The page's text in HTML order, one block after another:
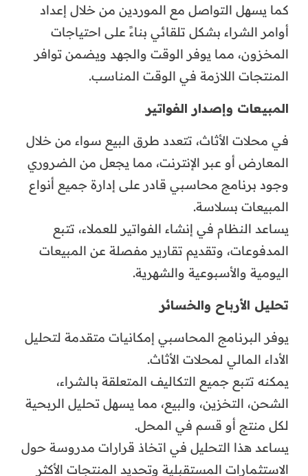
كما يسهل التواصل مع الموردين من خلال إعداد
أوامر الشراء بشكل تلقائي بناءً على احتياجات
المخزون، مما يوفر الوقت والجهد ويضمن توافر
المنتجات اللازمة في الوقت المناسب.
المبيعات وإصدار الفواتير
في محلات الأثاث، تتعدد طرق البيع سواء من خلال
المعارض أو عبر الإنترنت، مما يجعل من الضروري
وجود برنامج محاسبي قادر على إدارة جميع أنواع
المبيعات بسلاسة.
يساعد النظام في إنشاء الفواتير للعملاء، تتبع
المدفوعات، وتقديم تقارير مفصلة عن المبيعات
اليومية والأسبوعية والشهرية.
تحليل الأرباح والخسائر
يوفر البرنامج المحاسبي إمكانيات متقدمة لتحليل
الأداء المالي لمحلات الأثاث.
يمكنه تتبع جميع التكاليف المتعلقة بالشراء،
الشحن، التخزين، والبيع، مما يسهل تحليل الربحية
لكل منتج أو قسم في المحل.
يساعد هذا التحليل في اتخاذ قرارات مدروسة حول
الاستثمارات المستقبلية وتحديد المنتجات الأكثر